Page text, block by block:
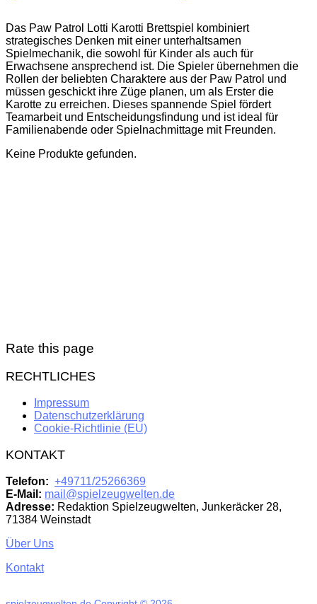
Das Paw Patrol Lotti Karotti Brettspiel kombiniert
strategisches Denken mit einer unterhaltsamen
Spielmechanik, die sowohl für Kinder als auch für
Erwachsene ansprechend ist. Die Spieler übernehmen die
Rollen der beliebten Charaktere aus der Paw Patrol und
müssen geschickt ihre Züge planen, um als Erster die
Karotte zu erreichen. Dieses spannende Spiel fördert
Teamarbeit und Entscheidungsfindung und ist ideal für
Familienabende oder Spielnachmittage mit Freunden.
Keine Produkte gefunden.
Rate this page
RECHTLICHES
Impressum
Datenschutzerklärung
Cookie-Richtlinie (EU)
KONTAKT
Telefon: +49711/25266369
E-Mail: mail@spielzeugwelten.de
Adresse: Redaktion Spielzeugwelten, Junkeräcker 28,
71384 Weinstadt
Über Uns
Kontakt